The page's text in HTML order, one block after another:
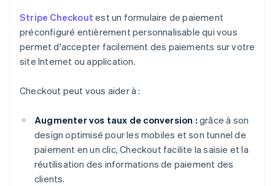
Stripe Checkout est un formulaire de paiement
préconfiguré entièrement personnalisable qui vous
permet d'accepter facilement des paiements sur votre
site Internet ou application.
Checkout peut vous aider à :
Augmenter vos taux de conversion : grâce à son
design optimisé pour les mobiles et son tunnel de
paiement en un clic, Checkout facilite la saisie et la
réutilisation des informations de paiement des
clients.